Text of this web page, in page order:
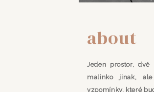
about
Jeden prostor, dvě
malinko jinak,
vzpomínky, které